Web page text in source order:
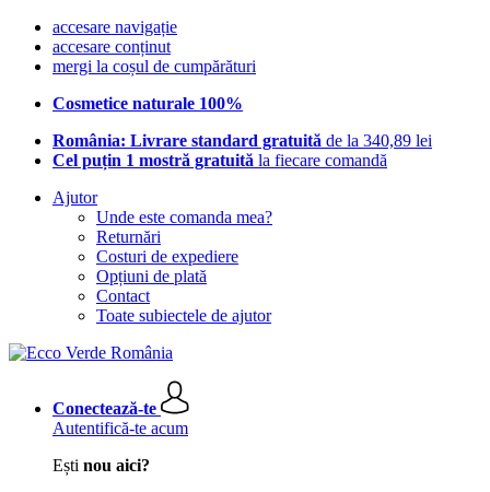
accesare navigație
accesare conținut
mergi la coșul de cumpărături
Cosmetice naturale 100%
România: Livrare standard gratuită de la 340,89 lei
Cel puțin 1 mostră gratuită la fiecare comandă
Ajutor
Unde este comanda mea?
Returnări
Costuri de expediere
Opțiuni de plată
Contact
Toate subiectele de ajutor
Conectează-te
Autentifică-te acum
Ești nou aici?